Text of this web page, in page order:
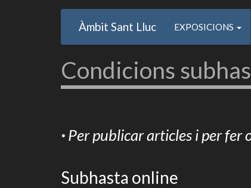
Àmbit Sant Lluc
Main
navigation
EXPOSICIONS
User
account
Usuari
anonim
Condicions
·Per publicar articles i per fer
Subhasta online